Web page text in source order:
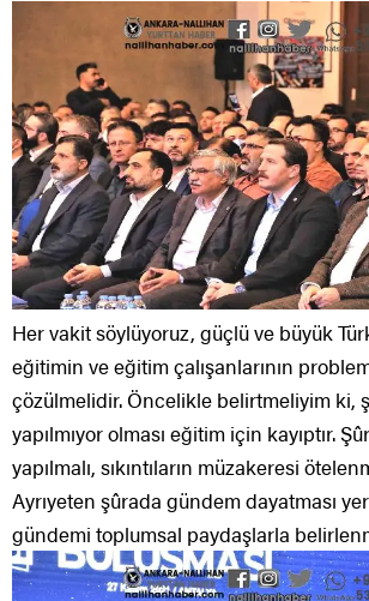
Her vakit söylüyoruz, güçlü ve büyük
eğitimin ve eğitim çalışanlarının
çözülmelidir. Öncelikle belirtmeliyim ki,
yapılmıyor olması eğitim için kayıptır.
yapılmalı, sıkıntıların müzakeresi
Ayrıyeten şûrada gündem dayatması
gündemi toplumsal paydaşlarla